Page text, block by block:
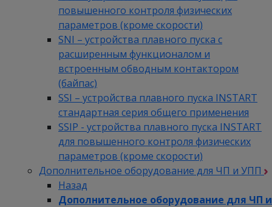
повышенного контроля физических
параметров (кроме скорости)
SNI – устройства плавного пуска с
расширенным функционалом и
встроенным обводным контактором
(байпас)
SSI – устройства плавного пуска INSTART
стандартная серия общего применения
SSIP - устройства плавного пуска INSTART
для повышенного контроля физических
параметров (кроме скорости)
Дополнительное оборудование для ЧП и УПП
Назад
Дополнительное оборудование для ЧП и